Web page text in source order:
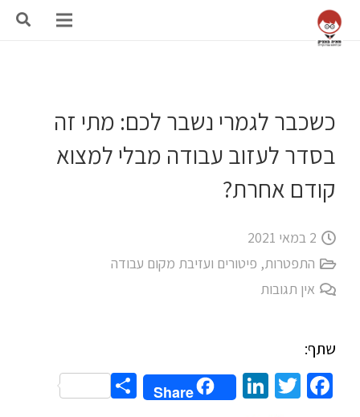
כשכבר לגמרי נשבר לכם: מתי זה
בסדר לעזוב עבודה מבלי למצוא
קודם אחרת?
2 במאי 2021
התפטרות, פיטורים ועזיבת מקום עבודה
אין תגובות
שתף:
Facebook
Twitter
LinkedIn
Share
Share